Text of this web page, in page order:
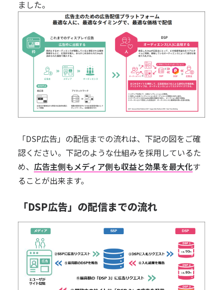
ました。
「DSP広告」の配信までの流れは、下記の図をご確
認ください。下記のような仕組みを採用しているた
め、 広告主側もメディア側も収益と効果を最大化す
ることが出来ます。
「DSP広告」の配信までの流れ